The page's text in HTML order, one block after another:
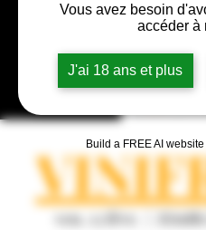
Vous avez besoin
accéder à
J'ai 18 ans et plus
Build a FREE AI website
ven. 13 févr.